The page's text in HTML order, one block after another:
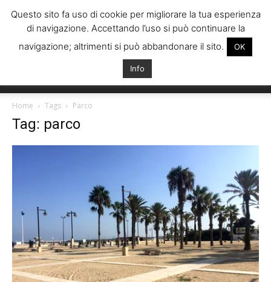
Italiani
Home Tags Parco
Tag: parco
Questo sito fa uso di cookie per migliorare la tua esperienza
di navigazione. Accettando l’uso si può continuare la
navigazione; altrimenti si può abbandonare il sito.
OK
Info